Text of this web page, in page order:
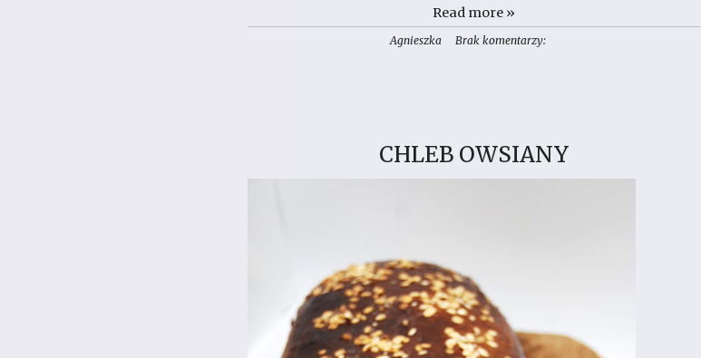
miałam ogromną ochotę. Tak oto powstał pomysł na paprykowo - pomidorowy sos, który w
połączeniu z kremowym wnętrzem buratty jest idealnym dodatkiem do wielu dań, w tym
także tych z wykorzystaniem makaronu.
2 łyżki śmietany 36%
ulubiony makaron
ser buratta
Nagrzej piekarnik do 180 stopni/termoobieg.
Paprykę pokrój na większe części, a chili w plasterki. Przełóż do naczynia
Read more »
Agnieszka Brak komentarzy:
CHLEB OWSIANY